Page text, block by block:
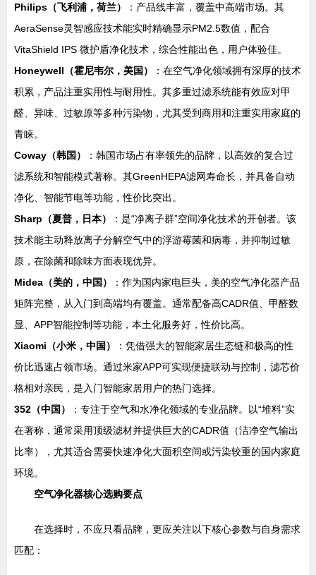
Philips（飞利浦，荷兰）
：产品线丰富，覆盖中高端市场。其
AeraSense灵智感应技术能实时精确显示PM2.5数值，配合
VitaShield IPS 微护盾净化技术，综合性能出色，用户体验佳。
Honeywell（霍尼韦尔，美国）
：在空气净化领域拥有深厚的技术
积累，产品注重实用性与耐用性。其多重过滤系统能有效应对甲
醛、异味、过敏原等多种污染物，尤其受到商用和注重实用家庭的
青睐。
Coway（韩国）
：韩国市场占有率领先的品牌，以高效的复合过
滤系统和智能模式著称。其GreenHEPA滤网寿命长，并具备自动
净化、智能节电等功能，性价比突出。
Sharp（夏普，日本）
：是“净离子群”空间净化技术的开创者。该
技术能主动释放离子分解空气中的浮游霉菌和病毒，并抑制过敏
原，在除菌和除味方面表现优异。
Midea（美的，中国）
：作为国内家电巨头，美的空气净化器产品
矩阵完整，从入门到高端均有覆盖。通常配备高CADR值、甲醛数
显、APP智能控制等功能，本土化服务好，性价比高。
Xiaomi（小米，中国）
：凭借强大的智能家居生态链和极高的性
价比迅速占领市场。通过米家APP可实现便捷联动与控制，滤芯价
格相对亲民，是入门智能家居用户的热门选择。
352（中国）
：专注于空气和水净化领域的专业品牌。以“堆料”实
在著称，通常采用顶级滤材并提供巨大的CADR值（洁净空气输出
比率），尤其适合需要快速净化大面积空间或污染较重的国内家庭
环境。
空气净化器核心选购要点
在选择时，不应只看品牌，更应关注以下核心参数与自身需求
匹配：